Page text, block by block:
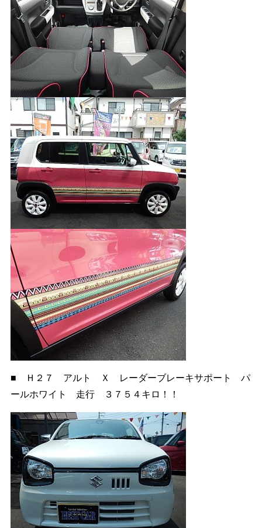
■ Ｈ２７ アルト Ｘ レーダーブレーキサポート パ
ールホワイト 走行 ３７５４キロ！！